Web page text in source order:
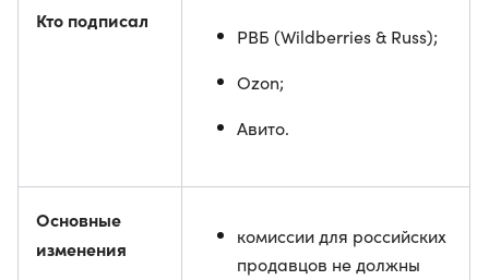
Кто подписал
РВБ (Wildberries & Russ);
Ozon;
Авито.
Основные
изменения
комиссии для российских
продавцов не должны